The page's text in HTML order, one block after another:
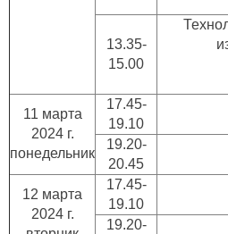
13.35-
15.00
11 марта
2024 г.
понедельник
17.45-
19.10
19.20-
20.45
12 марта
2024 г.
17.45-
19.10
19.20-